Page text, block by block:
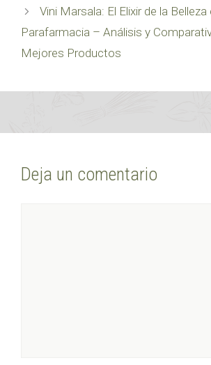
Vini Marsala: El Elixir de la Belleza
Parafarmacia – Análisis y
Mejores Productos
Deja un comentario